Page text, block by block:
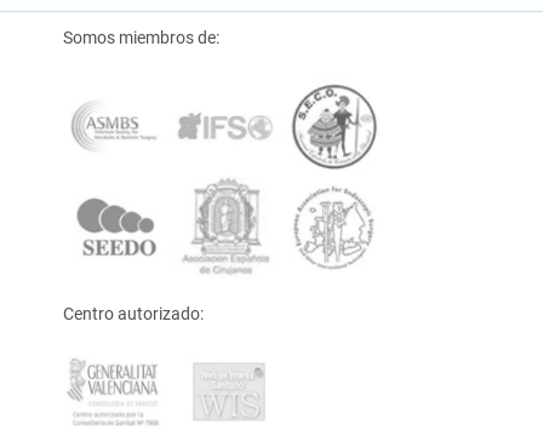
Somos miembros de:
Centro autorizado: